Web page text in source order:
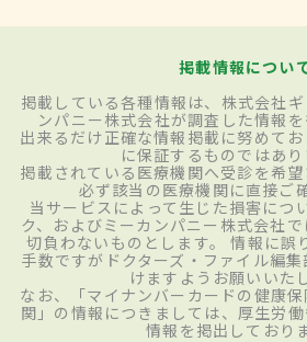
掲載情報につい
掲載している各種情報は、株式会社
ンパニー株式会社が調査した情報を
出来るだけ正確な情報掲載に努めて
に保証するものではあり
掲載されている医療機関へ受診を希
必ず該当の医療機関に直接ご
当サービスによって生じた損害につ
ク、およびミーカンパニー株式会社
切負わないものとします。 情報に誤
手数ですがドクターズ・ファイル編
けますようお願いいた
なお、「マイナンバーカードの健康
関」の情報につきましては、厚生労働
情報を掲出しており